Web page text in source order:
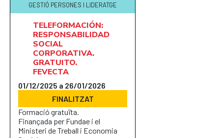
GESTIÓ PERSONES I LIDERATGE
TELEFORMACIÓN:
RESPONSABILIDAD
SOCIAL
CORPORATIVA.
GRATUITO.
FEVECTA
01/12/2025 a 26/01/2026
FINALITZAT
Formació gratuïta.
Finançada per Fundae i el
Ministeri de Treball i Economia